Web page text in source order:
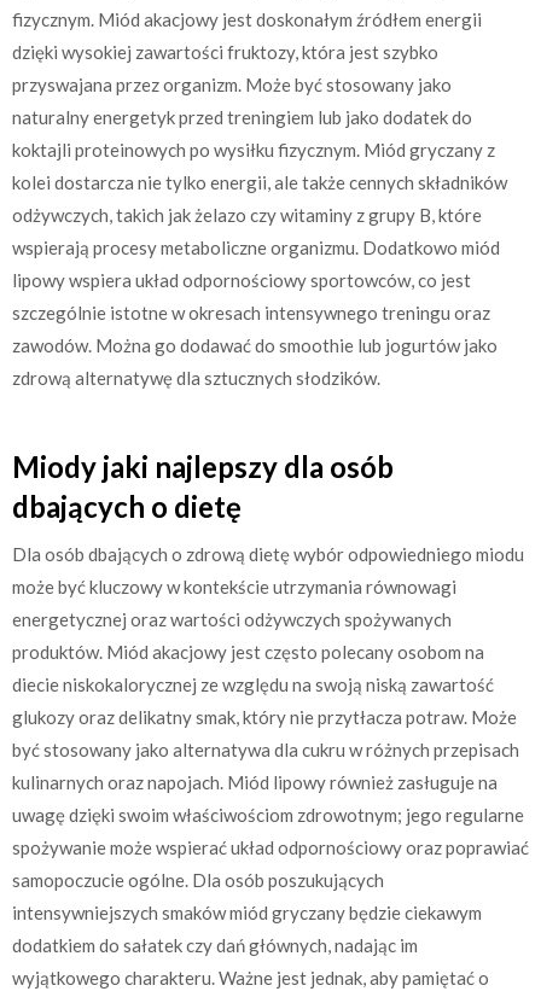
fizycznym. Miód akacjowy jest doskonałym źródłem energii
dzięki wysokiej zawartości fruktozy, która jest szybko
przyswajana przez organizm. Może być stosowany jako
naturalny energetyk przed treningiem lub jako dodatek do
koktajli proteinowych po wysiłku fizycznym. Miód gryczany z
kolei dostarcza nie tylko energii, ale także cennych składników
odżywczych, takich jak żelazo czy witaminy z grupy B, które
wspierają procesy metaboliczne organizmu. Dodatkowo miód
lipowy wspiera układ odpornościowy sportowców, co jest
szczególnie istotne w okresach intensywnego treningu oraz
zawodów. Można go dodawać do smoothie lub jogurtów jako
zdrową alternatywę dla sztucznych słodzików.
Miody jaki najlepszy dla osób
dbających o dietę
Dla osób dbających o zdrową dietę wybór odpowiedniego miodu
może być kluczowy w kontekście utrzymania równowagi
energetycznej oraz wartości odżywczych spożywanych
produktów. Miód akacjowy jest często polecany osobom na
diecie niskokalorycznej ze względu na swoją niską zawartość
glukozy oraz delikatny smak, który nie przytłacza potraw. Może
być stosowany jako alternatywa dla cukru w różnych przepisach
kulinarnych oraz napojach. Miód lipowy również zasługuje na
uwagę dzięki swoim właściwościom zdrowotnym; jego regularne
spożywanie może wspierać układ odpornościowy oraz poprawiać
samopoczucie ogólne. Dla osób poszukujących
intensywniejszych smaków miód gryczany będzie ciekawym
dodatkiem do sałatek czy dań głównych, nadając im
wyjątkowego charakteru. Ważne jest jednak, aby pamiętać o